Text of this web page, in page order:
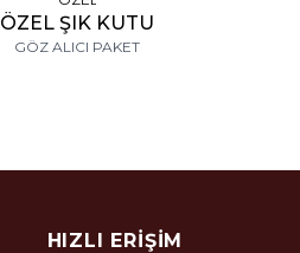
ÖZEL ŞIK KUTU
GÖZ ALICI PAKET
HIZLI ERIŞIM